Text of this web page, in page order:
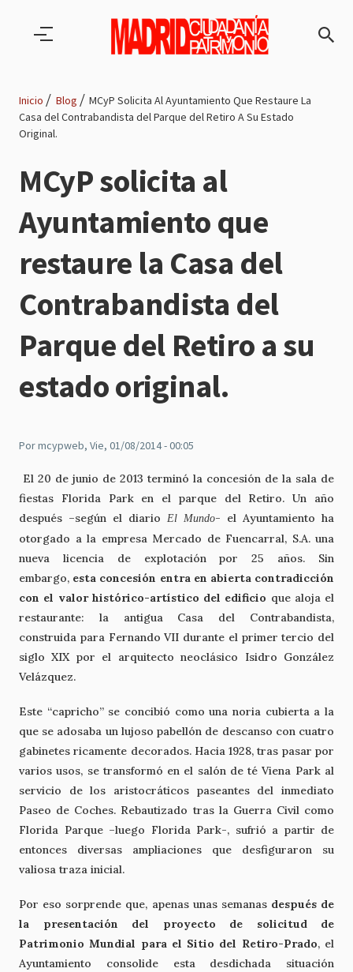
Ruta
de
navegación
Inicio Blog
MCyP Solicita Al Ayuntamiento Que Restaure La
Casa del Contrabandista del Parque del Retiro A Su Estado
Original.
MCyP solicita al
Ayuntamiento que
restaure la Casa del
Contrabandista del
Parque del Retiro a su
estado original.
Pormcypweb, Vie, 01/08/2014 - 00:05
El 20 de junio de 2013 terminó la concesión de la sala de
fiestas Florida Park en el parque del Retiro. Un año
después –según el diario El Mundo- el Ayuntamiento ha
otorgado a la empresa Mercado de Fuencarral, S.A. una
nueva licencia de explotación por 25 años. Sin
embargo, esta concesión entra en abierta contradicción
con el valor histórico-artístico del edificio que aloja el
restaurante: la antigua Casa del Contrabandista,
construida para Fernando VII durante el primer tercio del
siglo XIX por el arquitecto neoclásico Isidro González
Velázquez.
Este “capricho” se concibió como una noria cubierta a la
que se adosaba un lujoso pabellón de descanso con cuatro
gabinetes ricamente decorados. Hacia 1928, tras pasar por
varios usos, se transformó en el salón de té Viena Park al
servicio de los aristocráticos paseantes del inmediato
Paseo de Coches. Rebautizado tras la Guerra Civil como
Florida Parque –luego Florida Park-, sufrió a partir de
entonces diversas ampliaciones que desfiguraron su
valiosa traza inicial.
Por eso sorprende que, apenas unas semanas después de
la presentación del proyecto de solicitud de
Patrimonio Mundial para el Sitio del Retiro-Prado, el
Ayuntamiento consolide esta desdichada situación